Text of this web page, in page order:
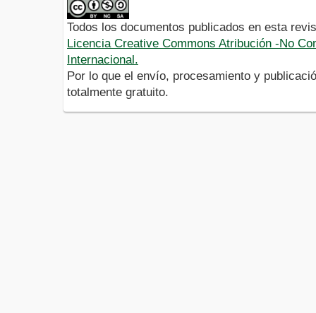
Todos los documentos publicados en esta
Licencia Creative Commons Atribución -No
Internacional.
Por lo que el envío, procesamiento y
totalmente gratuito.